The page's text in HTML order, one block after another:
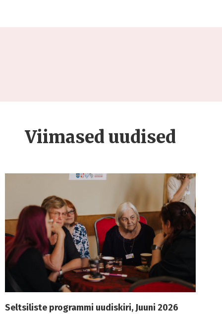
Viimased uudised
Seltsiliste programmi uudiskiri, Juuni 2026